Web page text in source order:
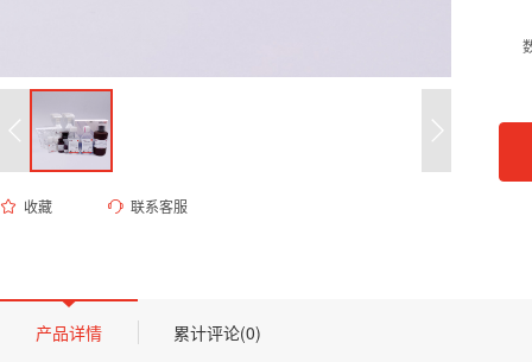
收藏 联系客服
产品描述
【保存条件】
4℃保存，至少18个月有效。
产品详情
累计评论(0)